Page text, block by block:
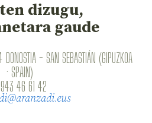
dizugu,
gaude
- SAN SEBASTIÁN (GIPUZKOA
· SPAIN)
943 46 61 42